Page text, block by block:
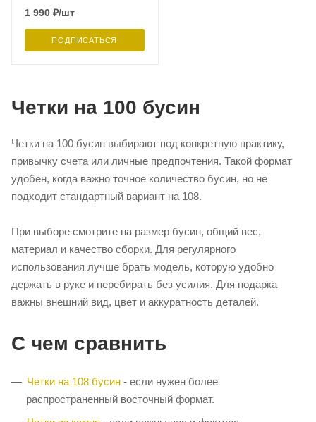
1 990 ₽/шт
ПОДПИСАТЬСЯ
Четки на 100 бусин
Четки на 100 бусин выбирают под конкретную практику,
привычку счета или личные предпочтения. Такой формат
удобен, когда важно точное количество бусин, но не
подходит стандартный вариант на 108.
При выборе смотрите на размер бусин, общий вес,
материал и качество сборки. Для регулярного
использования лучше брать модель, которую удобно
держать в руке и перебирать без усилия. Для подарка
важны внешний вид, цвет и аккуратность деталей.
С чем сравнить
Четки на 108 бусин - если нужен более
распространенный восточный формат.